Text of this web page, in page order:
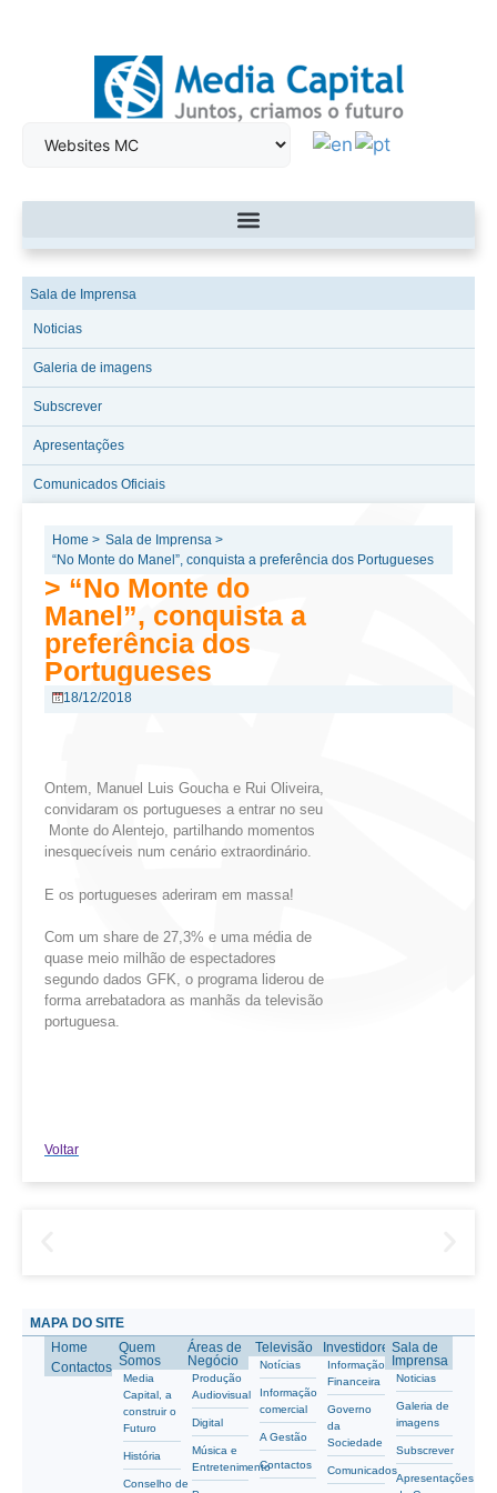
Sala de Imprensa
Noticias
Galeria de imagens
Subscrever
Apresentações
Comunicados Oficiais
Home > Sala de Imprensa >
“No Monte do Manel”, conquista a preferência dos Portugueses
> “No Monte do
Manel”, conquista a
preferência dos
Portugueses
18/12/2018
Ontem, Manuel Luis Goucha e Rui Oliveira,
convidaram os portugueses a entrar no seu
Monte do Alentejo, partilhando momentos
inesquecíveis num cenário extraordinário.
E os portugueses aderiram em massa!
Com um share de 27,3% e uma média de
quase meio milhão de espectadores
segundo dados GFK, o programa liderou de
forma arrebatadora as manhãs da televisão
portuguesa.
Voltar
MAPA DO SITE
Home
Contactos
Quem
Somos
Media
Capital, a
construir o
Futuro
História
Conselho de
Áreas de
Negócio
Produção
Audiovisual
Digital
Música e
Entretenimento
Televisão
Notícias
Informação
comercial
A Gestão
Contactos
Investidores
Informação
Financeira
Governo
da
Sociedade
Comunicados
Sala de
Imprensa
Noticias
Galeria de
imagens
Subscrever
Apresentações